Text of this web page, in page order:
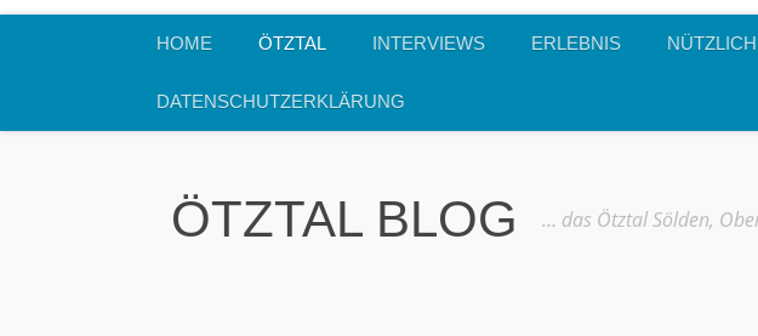
HOME ÖTZTAL INTERVIEWS ERLEBNIS
DATENSCHUTZERKLÄRUNG
ÖTZTAL BLOG … das Ötztal Sölden,